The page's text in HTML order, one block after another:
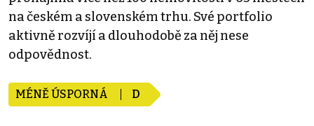
na českém a slovenském trhu. Své portfolio
aktivně rozvíjí a dlouhodobě za něj nese
odpovědnost.
MÉNĚ ÚSPORNÁ D